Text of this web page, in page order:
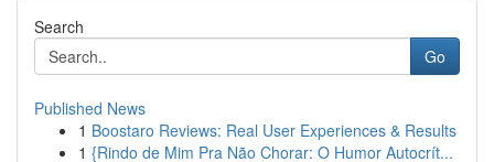
Search
Go
Published News
1 Boostaro Reviews: Real User Experiences & Results
1 {Rindo de Mim Pra Não Chorar: O Humor Autocrít...